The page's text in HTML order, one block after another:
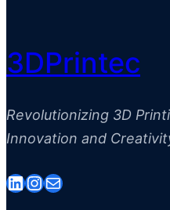
3DPrintec
Revolutionizing 3D
Innovation and
LinkedIn InstagramEmail